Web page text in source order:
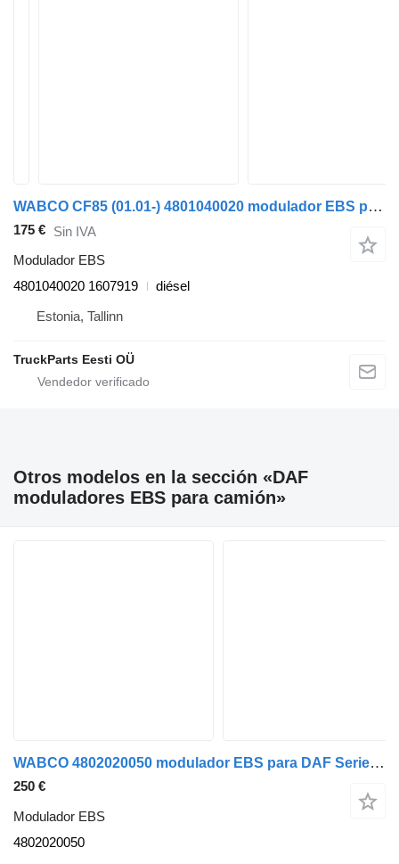
WABCO CF85 (01.01-) 4801040020 modulador EBS para DAF LF45, LF55, LF180, CF65, CF75, CF85 (2001-) camión
175 € Sin IVA
Modulador EBS
4801040020 1607919
diésel
Estonia, Tallinn
TruckParts Eesti OÜ
Otros modelos en la sección «DAF
moduladores EBS para camión»
WABCO 4802020050 modulador EBS para DAF Serie XF105.XXX camión
250 €
Modulador EBS
4802020050